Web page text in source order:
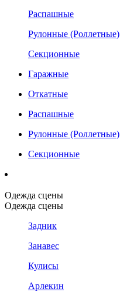
Распашные
Рулонные (Роллетные)
Секционные
Гаражные
Откатные
Распашные
Рулонные (Роллетные)
Секционные
Одежда сцены
Одежда сцены
Задник
Занавес
Кулисы
Арлекин